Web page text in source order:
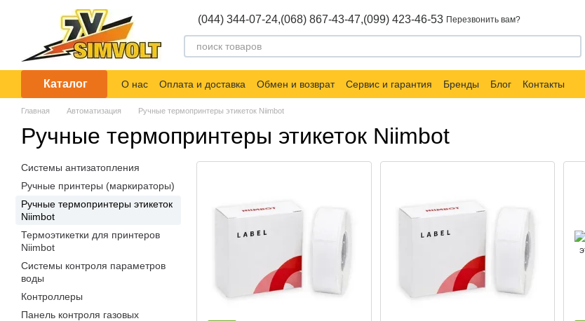
Перейти к основному контенту
(044) 344-07-24,(068) 867-43-47,(099) 423-46-53 Перезвонить вам?
Каталог О нас Оплата и доставка Обмен и возврат Сервис и гарантия Бренды Блог Контакты
Главная Автоматизация Ручные термопринтеры этикеток Niimbot
Ручные термопринтеры этикеток Niimbot
Системы антизатопления
Ручные принтеры (маркираторы)
Ручные термопринтеры этикеток
Niimbot
Термоэтикетки для принтеров
Niimbot
Системы контроля параметров
воды
Контроллеры
Панель контроля газовых